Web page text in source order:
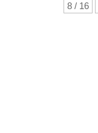
8 / 16